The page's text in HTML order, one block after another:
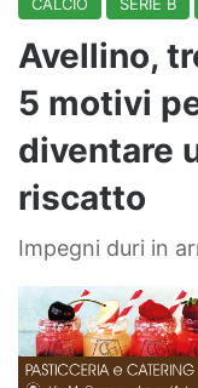
Avellino,
5 motivi
diventare
riscatto
Impegni duri in